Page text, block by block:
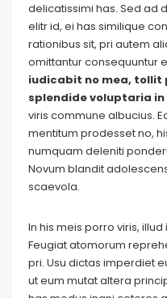
delicatissimi has. Sed ad
elitr id, ei has similique
rationibus sit, pri autem
omittantur consequuntur
iudicabit no mea, tollit
splendide voluptaria in
viris commune albucius.
mentitum prodesset no,
numquam deleniti
Novum blandit
scaevola.
In his meis porro viris,
Feugiat atomorum
pri. Usu dictas imperdiet
ut eum mutat altera